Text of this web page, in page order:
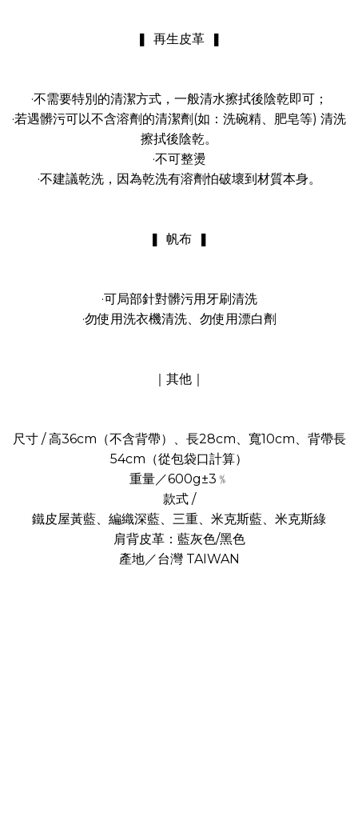
❚ 再生皮革 ❚
·不需要特別的清潔方式，一般清水擦拭後陰乾即可；
·若遇髒污可以不含溶劑的清潔劑(如：洗碗精、肥皂等) 清洗
擦拭後陰乾。
·不可整燙
·不建議乾洗，因為乾洗有溶劑怕破壞到材質本身。
❚ 帆布 ❚
·可局部針對髒污用牙刷清洗
·勿使用洗衣機清洗、勿使用漂白劑
｜其他｜
尺寸 / 高36cm（不含背帶）、長28cm、寬10cm、背帶長
54cm（從包袋口計算）
重量／600g±3﹪
款式 /
鐵皮屋黃藍、編織深藍、三重、米克斯藍、米克斯綠
肩背皮革：藍灰色/黑色
產地／台灣 TAIWAN